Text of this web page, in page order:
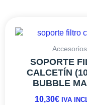
Accesorios
SOPORTE
CALCETÍN
BUBBLE
10,30€ IVA